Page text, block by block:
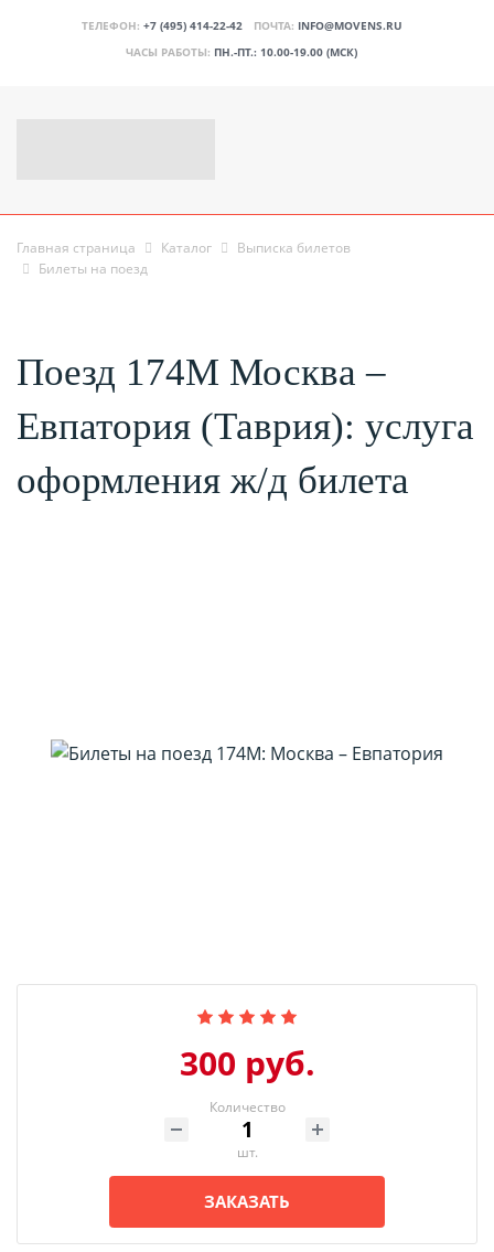
ТЕЛЕФОН: +7 (495) 414-22-42 ПОЧТА: INFO@MOVENS.RU
ЧАСЫ РАБОТЫ: ПН.-ПТ.: 10.00-19.00 (МСК)
Главная страница Каталог
Выписка билетов
Билеты на поезд
Поезд 174М Москва –
Евпатория (Таврия): услуга
оформления ж/д билета
300 руб.
Количество
шт.
ЗАКАЗАТЬ